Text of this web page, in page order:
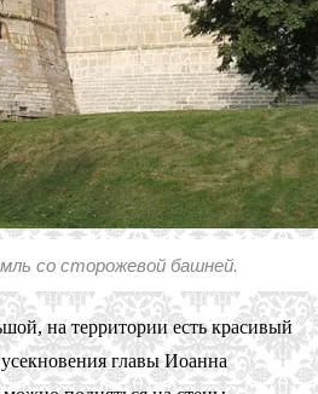
со сторожевой башней.
на территории есть красивый
главы Иоанна